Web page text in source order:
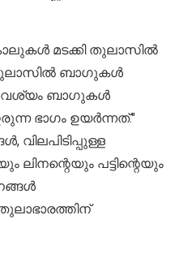
മടക്കി തുലാസിൽ
ബാഗുകൾ
ബാഗുകൾ
ഭാഗം ഉയർന്നത്."
വിലപിടിപ്പുള്ള
പട്ടിന്റെയും